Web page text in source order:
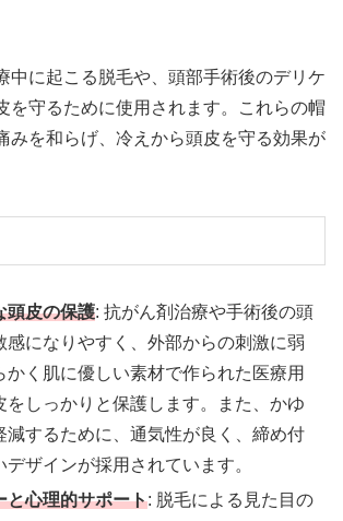
中に起こる脱毛や、頭部手術後のデリケ
を守るために使用されます。これらの帽
みを和らげ、冷えから頭皮を守る効果が
頭皮の保護: 抗がん剤治療や手術後の頭
感になりやすく、外部からの刺激に弱
かく肌に優しい素材で作られた医療用
をしっかりと保護します。また、かゆ
減するために、通気性が良く、締め付
デザインが採用されています。
と心理的サポート: 脱毛による見た目の